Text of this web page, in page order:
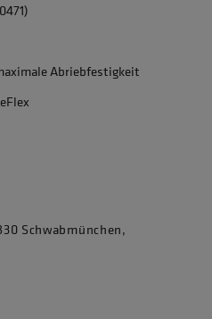
Abriebfestigkeit
Schwabmünchen,